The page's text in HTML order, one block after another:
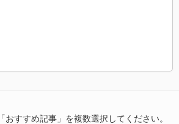
おすすめ記事」を複数選択してください。